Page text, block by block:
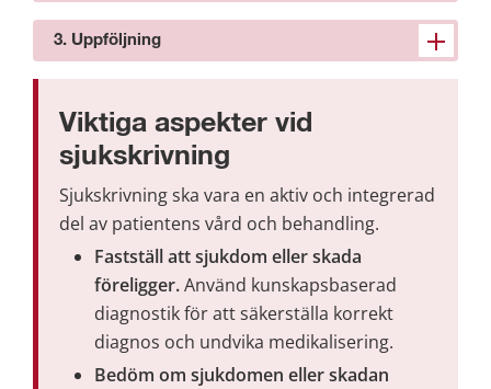
3. Uppföljning
Viktiga aspekter vid
sjukskrivning
Sjukskrivning ska vara en aktiv och integrerad
del av patientens vård och behandling.
Fastställ att sjukdom eller skada
föreligger. Använd kunskapsbaserad
diagnostik för att säkerställa korrekt
diagnos och undvika medikalisering.
Bedöm om sjukdomen eller skadan